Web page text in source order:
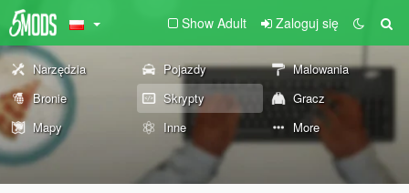
Show Adult Zaloguj się
Narzędzia Pojazdy
Malowania
Bronie
Skrypty
Gracz
Mapy
Inne More